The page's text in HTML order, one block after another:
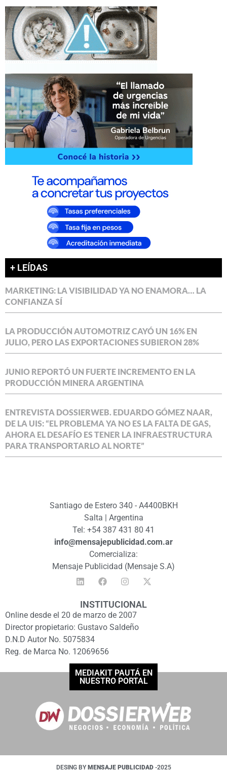
+ LEÍDAS
MARKETING: LA VISIBILIDAD YA NO ENAMORA… LA
CONFIANZA SÍ
LA PRODUCCIÓN AUTOMOTRIZ CAYÓ UN 16% EN
JULIO, PERO LAS EXPORTACIONES SUBIERON 28%
JUNIO REPORTÓ UN FUERTE INCREMENTO EN LA
PRODUCCIÓN MINERA ARGENTINA
ENTREVISTA DOSSIERWEB. EDUARDO GÓMEZ NAAR,
DE LA UIS: “EL PROBLEMA YA NO ES LA FALTA DE GAS,
AHORA EL DESAFÍO ES TENER LA INFRAESTRUCTURA
PARA TRANSPORTARLO AL NORTE”
Santiago de Estero 340 - A4400BKH
Salta | Argentina
Tel: +54 387 431 80 41
info@mensajepublicidad.com.ar
Comercializa:
Mensaje Publicidad (Mensaje S.A)
INSTITUCIONAL
Online desde el 20 de marzo de 2007
Director propietario: Gustavo Saldeño
D.N.D Autor No. 5075834
Reg. de Marca No. 12069656
MEDIAKIT PAUTÁ EN
NUESTRO PORTAL
DESING BY MENSAJE PUBLICIDAD -2025